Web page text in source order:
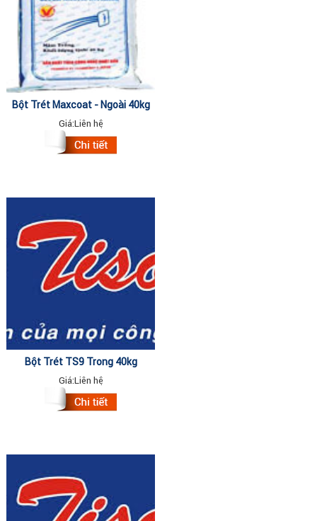
Bột Trét Maxcoat - Ngoài 40kg
Giá:Liên hệ
Bột Trét TS9 Trong 40kg
Giá:Liên hệ